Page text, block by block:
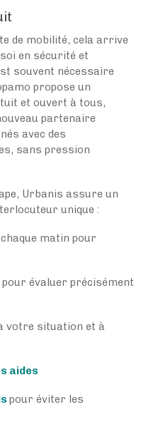
de mobilité, cela arrive
en sécurité et
souvent nécessaire
propose un
et ouvert à tous,
partenaire
avec des
sans pression
Urbanis assure un
unique :
chaque matin pour
pour évaluer précisément
votre situation et à
aides
pour éviter les